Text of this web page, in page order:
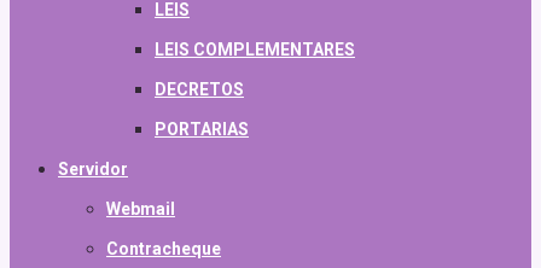
LEIS
LEIS COMPLEMENTARES
DECRETOS
PORTARIAS
Servidor
Webmail
Contracheque